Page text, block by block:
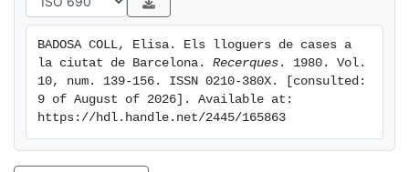
en l'economia dels diferents sectors de la societat
BADOSA COLL, Elisa. Els lloguers de cases a
la ciutat de Barcelona. Recerques . 1980. Vol.
10, num. 139-156. ISSN 0210-380X. [consulted:
9 of August of 2026]. Available at:
https://hdl.handle.net/2445/165863